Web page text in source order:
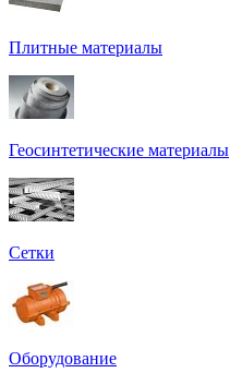
Плитные материалы
Геосинтетические материалы
Сетки
Оборудование